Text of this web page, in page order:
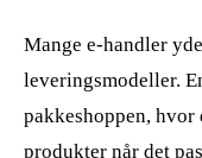
Mange e-handler
leveringsmodeller.
pakkeshoppen,
produkter når det